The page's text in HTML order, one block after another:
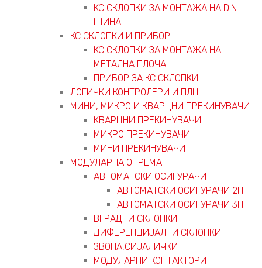
КС СКЛОПКИ ЗА МОНТАЖА НА DIN
ШИНА
КС СКЛОПКИ И ПРИБОР
КС СКЛОПКИ ЗА МОНТАЖА НА
МЕТАЛНА ПЛОЧА
ПРИБОР ЗА КС СКЛОПКИ
ЛОГИЧКИ КОНТРОЛЕРИ И ПЛЦ
МИНИ, МИКРО И КВАРЦНИ ПРЕКИНУВАЧИ
КВАРЦНИ ПРЕКИНУВАЧИ
МИКРО ПРЕКИНУВАЧИ
МИНИ ПРЕКИНУВАЧИ
МОДУЛАРНА ОПРЕМА
АВТОМАТСКИ ОСИГУРАЧИ
АВТОМАТСКИ ОСИГУРАЧИ 2П
АВТОМАТСКИ ОСИГУРАЧИ 3П
ВГРАДНИ СКЛОПКИ
ДИФЕРЕНЦИЈАЛНИ СКЛОПКИ
ЗВОНА,СИЈАЛИЧКИ
МОДУЛАРНИ КОНТАКТОРИ